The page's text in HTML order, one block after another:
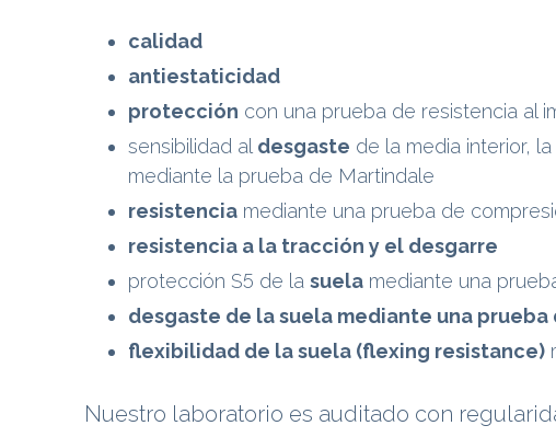
calidad
antiestaticidad
protección con una prueba de resistencia al
sensibilidad al desgaste de la media interior,
mediante la prueba de Martindale
resistencia mediante una prueba de
resistencia a la tracción y el desgarre
protección S5 de la suela mediante una
desgaste de la suela mediante una prueba
flexibilidad de la suela (flexing resistance)
Nuestro laboratorio es auditado con